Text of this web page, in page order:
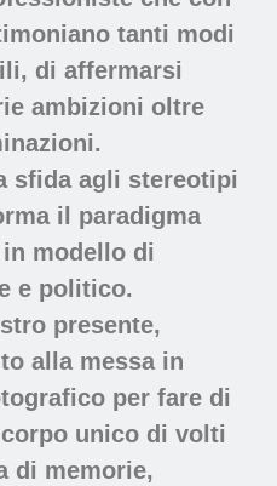
tanti modi
di affermarsi
ambizioni oltre
sfida agli stereotipi
il paradigma
modello di
e politico.
presente,
alla messa in
per fare di
unico di volti
di memorie,